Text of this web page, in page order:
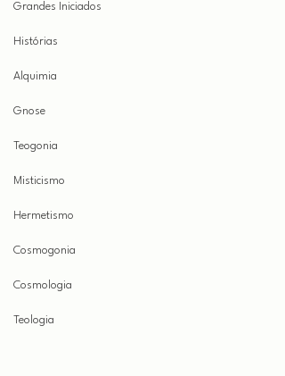
Grandes Iniciados
Histórias
Alquimia
Gnose
Teogonia
Misticismo
Hermetismo
Cosmogonia
Cosmologia
Teologia